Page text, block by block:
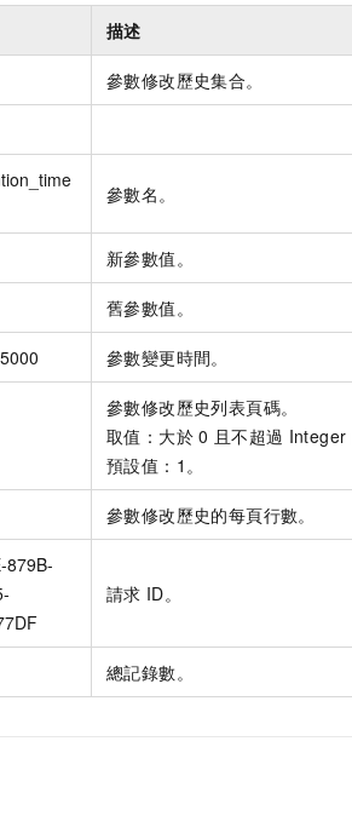
描述
參數修改歷史集合。
參數名。
新參數值。
舊參數值。
參數變更時間。
參數修改歷史列表頁碼。
取值：大於 0 且不超過 Integer
預設值：1。
參數修改歷史的每頁行數。
879B-
請求 ID。
總記錄數。